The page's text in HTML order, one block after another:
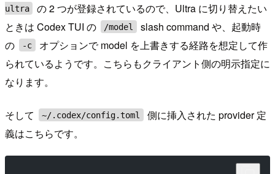
ultra
の 2 つが登録されているので、Ultra に切り替えたい
ときは Codex TUI の
/model
slash command や、起動時
の
-c
オプションで model を上書きする経路を想定して作
られているようです。こちらもクライアント側の明示指定に
なります。
そして ~/.codex/config.toml
側に挿入された provider 定
義はこちらです。